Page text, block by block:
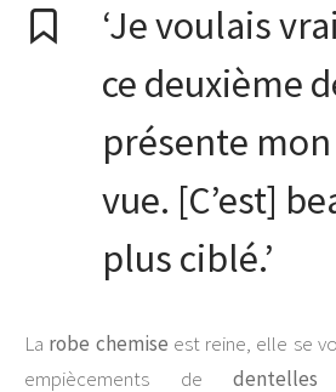
‘Je voulais
ce deuxième
présente
vue. [C’est]
plus ciblé.’
La robe chemise est reine, elle se
empiècements dedentelles